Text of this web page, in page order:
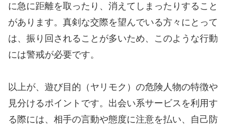
に急に距離を取ったり、消えてしまったりすること
があります。真剣な交際を望んでいる方々にとって
は、振り回されることが多いため、このような行動
には警戒が必要です。
以上が、遊び目的（ヤリモク）の危険人物の特徴や
見分けるポイントです。出会い系サービスを利用す
る際には、相手の言動や態度に注意を払い、自己防